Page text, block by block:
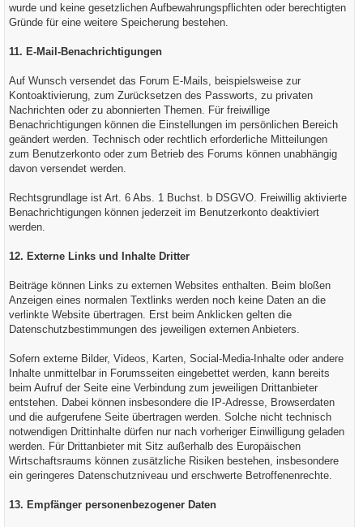
wurde und keine gesetzlichen Aufbewahrungspflichten oder berechtigten
Gründe für eine weitere Speicherung bestehen.
11. E-Mail-Benachrichtigungen
Auf Wunsch versendet das Forum E-Mails, beispielsweise zur
Kontoaktivierung, zum Zurücksetzen des Passworts, zu privaten
Nachrichten oder zu abonnierten Themen. Für freiwillige
Benachrichtigungen können die Einstellungen im persönlichen Bereich
geändert werden. Technisch oder rechtlich erforderliche Mitteilungen
zum Benutzerkonto oder zum Betrieb des Forums können unabhängig
davon versendet werden.
Rechtsgrundlage ist Art. 6 Abs. 1 Buchst. b DSGVO. Freiwillig aktivierte
Benachrichtigungen können jederzeit im Benutzerkonto deaktiviert
werden.
12. Externe Links und Inhalte Dritter
Beiträge können Links zu externen Websites enthalten. Beim bloßen
Anzeigen eines normalen Textlinks werden noch keine Daten an die
verlinkte Website übertragen. Erst beim Anklicken gelten die
Datenschutzbestimmungen des jeweiligen externen Anbieters.
Sofern externe Bilder, Videos, Karten, Social-Media-Inhalte oder andere
Inhalte unmittelbar in Forumsseiten eingebettet werden, kann bereits
beim Aufruf der Seite eine Verbindung zum jeweiligen Drittanbieter
entstehen. Dabei können insbesondere die IP-Adresse, Browserdaten
und die aufgerufene Seite übertragen werden. Solche nicht technisch
notwendigen Drittinhalte dürfen nur nach vorheriger Einwilligung geladen
werden. Für Drittanbieter mit Sitz außerhalb des Europäischen
Wirtschaftsraums können zusätzliche Risiken bestehen, insbesondere
ein geringeres Datenschutzniveau und erschwerte Betroffenenrechte.
13. Empfänger personenbezogener Daten